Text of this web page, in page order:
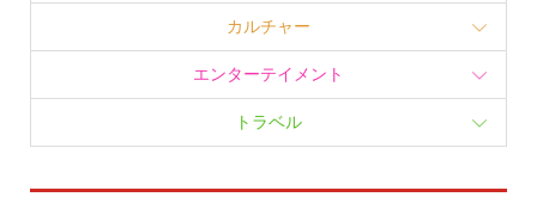
カルチャー
エンターテイメント
トラベル